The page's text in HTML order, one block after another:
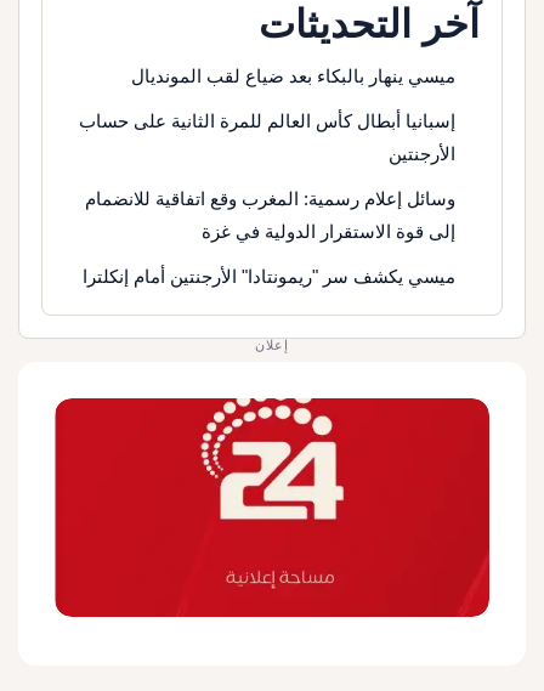
آخر التحديثات
ميسي ينهار بالبكاء بعد ضياع لقب المونديال
إسبانيا أبطال كأس العالم للمرة الثانية على حساب
الأرجنتين
وسائل إعلام رسمية: المغرب وقع اتفاقية للانضمام
إلى قوة الاستقرار الدولية في غزة
ميسي يكشف سر "ريمونتادا" الأرجنتين أمام إنكلترا
إعلان